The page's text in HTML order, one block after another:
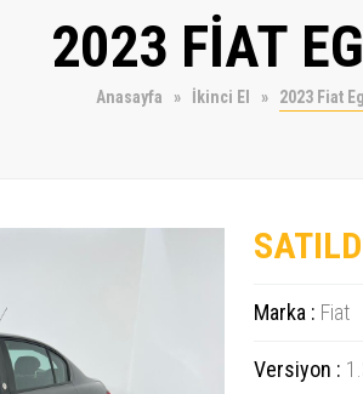
2023 FİAT
Anasayfa İkinci El 2023 Fiat
Marka : Fiat
Versiyon :